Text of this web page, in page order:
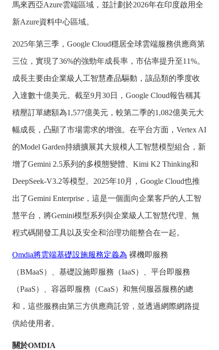
馬來西亞Azure雲端區域，並計劃於2026年在印度啟用全
新Azure資料中心區域。
2025年第三季，Google Cloud穩居全球雲端服務供應商第
三位，實現了36%的強勁年成長率，市佔率提升至11%。
成長主要由企業級人工智慧產品驅動，該品類的季度收
入達數十億美元。截至9月30日，Google Cloud報告稱其
積壓訂單總額為1,577億美元，較第二季的1,082億美元大
幅成長，凸顯了市場需求的增強。在平台方面，Vertex AI
的Model Garden持續擴展其大規模人工智慧模型組合，新
增了Gemini 2.5系列的多模態變體、Kimi K2 Thinking和
DeepSeek-V3.2等模型。2025年10月，Google Cloud也推
出了Gemini Enterprise，這是一個面向企業客戶的人工智
慧平台，將Gemini模型系列與企業級人工智慧代理、無
程式碼開發工具以及安全和治理功能整合在一起。
Omdia將雲端基礎設施服務定義為 裸機即服務
（BMaaS）、基礎設施即服務（IaaS）、平台即服務
（PaaS）、容器即服務（CaaS）和無伺服器服務的總
和，這些服務由第三方供應商託管，並透過網際網路提
供給使用者。
關於OMDIA